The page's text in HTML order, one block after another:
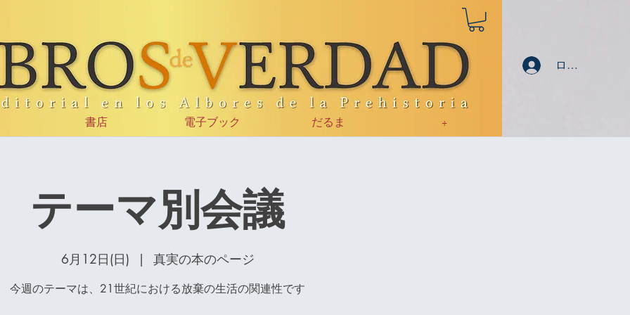
書店 電子ブック だるま +
ログイン
テーマ別会議
6月12日(日)
  |
真実の本のページ
今週のテーマは、21世紀における放棄の生活の関連性です